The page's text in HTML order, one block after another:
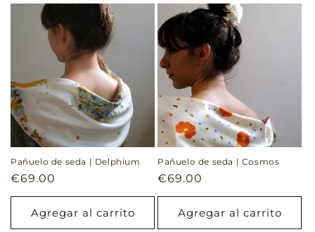
Pañuelo de seda | Delphium
Precio
habitual
€69.00
Agregar al carrito
Pañuelo de seda | Cosmos
Precio
habitual
€69.00
Agregar al carrito